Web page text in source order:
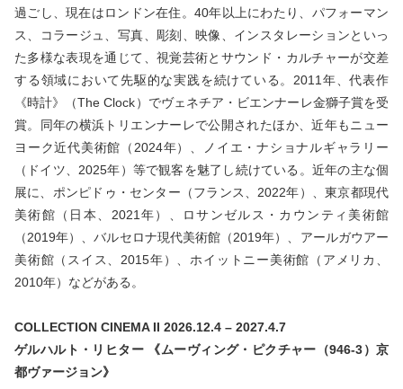
過ごし、現在はロンドン在住。40年以上にわたり、パフォーマン
ス、コラージュ、写真、彫刻、映像、インスタレーションといっ
た多様な表現を通じて、視覚芸術とサウンド・カルチャーが交差
する領域において先駆的な実践を続けている。2011年、代表作
《時計》（The Clock）でヴェネチア・ビエンナーレ金獅子賞を受
賞。同年の横浜トリエンナーレで公開されたほか、近年もニュー
ヨーク近代美術館（2024年）、ノイエ・ナショナルギャラリー
（ドイツ、2025年）等で観客を魅了し続けている。近年の主な個
展に、ポンピドゥ・センター（フランス、2022年）、東京都現代
美術館（日本、2021年）、ロサンゼルス・カウンティ美術館
（2019年）、バルセロナ現代美術館（2019年）、アールガウアー
美術館（スイス、2015年）、ホイットニー美術館（アメリカ、
2010年）などがある。
COLLECTION CINEMA II 2026.12.4 – 2027.4.7
ゲルハルト・リヒター 《ムーヴィング・ピクチャー（946-3）京
都ヴァージョン》